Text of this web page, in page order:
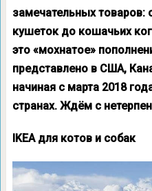
замечательных товаров:
кушеток до кошачьих
это «мохнатое»
представлено в США,
начиная с марта 2018
странах. Ждём с
IKEA для котов и собак